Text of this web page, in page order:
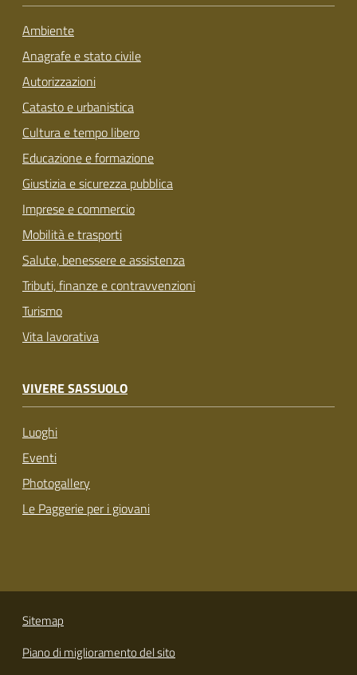
Ambiente
Anagrafe e stato civile
Autorizzazioni
Catasto e urbanistica
Cultura e tempo libero
Educazione e formazione
Giustizia e sicurezza pubblica
Imprese e commercio
Mobilità e trasporti
Salute, benessere e assistenza
Tributi, finanze e contravvenzioni
Turismo
Vita lavorativa
VIVERE SASSUOLO
Luoghi
Eventi
Photogallery
Le Paggerie per i giovani
Sitemap
Piano di miglioramento del sito